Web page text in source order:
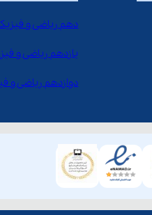
دهم ریاضی و
یازدهم ریاضی و
دوازدهم ریاضی و